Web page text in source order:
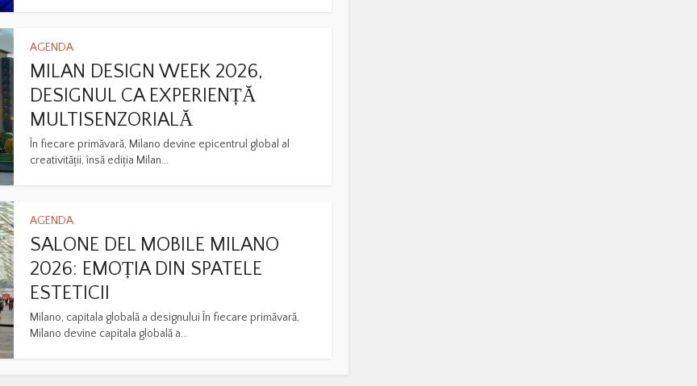
AGENDA
MILAN DESIGN WEEK 2026,
DESIGNUL CA EXPERIENȚĂ
MULTISENZORIALĂ
În fiecare primăvară, Milano devine epicentrul global al
creativității, însă ediția Milan...
AGENDA
SALONE DEL MOBILE MILANO
2026: EMOȚIA DIN SPATELE
ESTETICII
Milano, capitala globală a designului În fiecare primăvară,
Milano devine capitala globală a...